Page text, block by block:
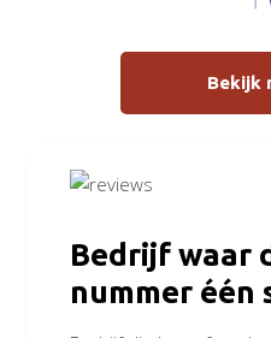
Bekijk
Bedrijf waar
nummer één